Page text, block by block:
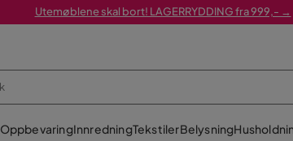
Utemøblene skal bort! LAGERRYDDING fra 999,- →
OppbevaringInnredningTekstilerBelysning